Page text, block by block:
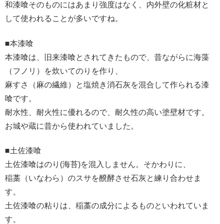
和漆喰そのものにはあまり強度はなく、内外壁の化粧材と
して使われることが多いですね。
■本漆喰
本漆喰は、旧来漆喰とされてきたもので、昔ながらに海藻
（フノリ）を炊いてのりを作り、
麻すさ（麻の繊維）と塩焼き消石灰を混合して作られる漆
喰です。
耐水性、耐火性に優れるので、耐久性の高い塗壁材です。
お城や蔵に昔から使われていました。
■土佐漆喰
土佐漆喰はのり(海苔)を混入しません。そかわりに、
稲藁（いなわら）のスサを醗酵させ石灰と練り合わせま
す。
土佐漆喰の粘りは、稲藁の成分によるものといわれていま
す。